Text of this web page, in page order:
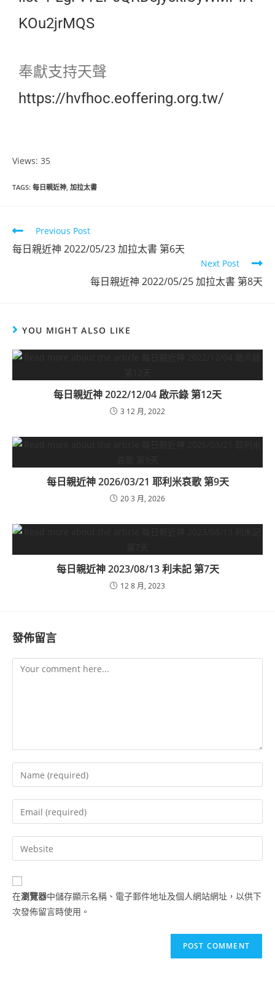
KOu2jrMQS
奉獻支持天聲
https://hvfhoc.eoffering.org.tw/
Views: 35
TAGS: 每日親近神, 加拉太書
Previous Post
每日親近神 2022/05/23 加拉太書 第6天
Next Post
每日親近神 2022/05/25 加拉太書 第8天
YOU MIGHT ALSO LIKE
每日親近神 2022/12/04 啟示錄 第12天
3 12 月, 2022
每日親近神 2026/03/21 耶利米哀歌 第9天
20 3 月, 2026
每日親近神 2023/08/13 利未記 第7天
12 8 月, 2023
發佈留言
在瀏覽器中儲存顯示名稱、電子郵件地址及個人網站網址，以供下
次發佈留言時使用。